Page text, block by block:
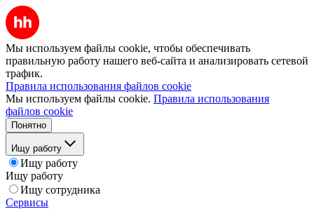
Мы используем файлы cookie, чтобы обеспечивать
правильную работу нашего веб-сайта и анализировать сетевой
трафик.
Правила использования файлов cookie
Мы используем файлы cookie. Правила использования
файлов cookie
Понятно
Ищу работу
Ищу работу
Ищу работу
Ищу сотрудника
Сервисы